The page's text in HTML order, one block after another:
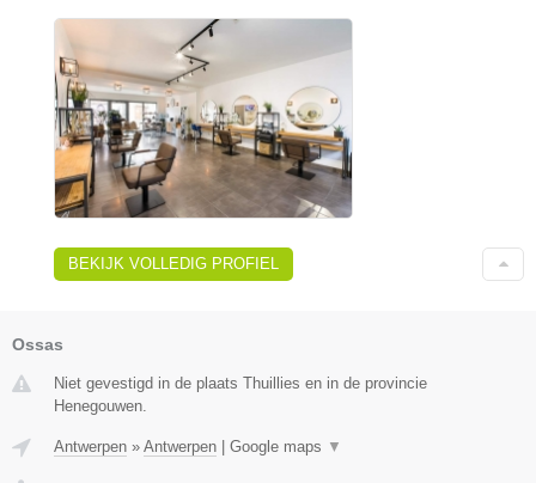
BEKIJK VOLLEDIG PROFIEL
Ossas
Niet gevestigd in de plaats Thuillies en in de provincie
Henegouwen.
Antwerpen » Antwerpen | Google maps ▼